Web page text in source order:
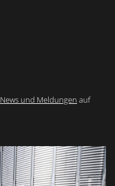
News und Meldungen auf